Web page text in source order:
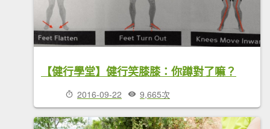
【健行學堂】健行笑膝膝：你蹲對了嘛？
2016-09-22 9,665次